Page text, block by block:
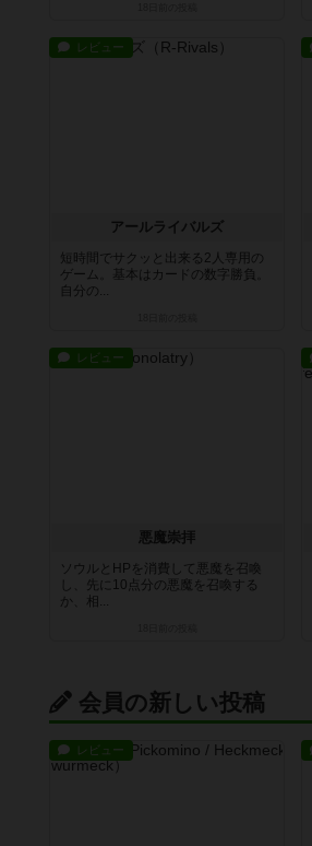
レビュー
アールライバルズ
短時間でサクッと出来る2人専用の
ゲーム。基本はカードの数字勝負。
自分の...
レビュー
悪魔崇拝
ソウルとHPを消費して悪魔を召喚
し、先に10点分の悪魔を召喚する
か、相...
会員の新しい投稿
レビュー